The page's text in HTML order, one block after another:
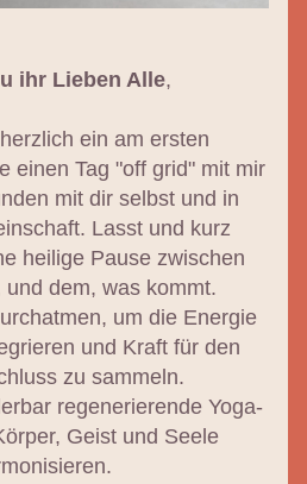
ihr Lieben Alle,
ein am ersten
einen Tag "off grid" mit mir
mit dir selbst und in
Lasst und kurz
heilige Pause zwischen
und dem, was kommt.
um die Energie
und Kraft für den
zu sammeln.
regenerierende Yoga-
Geist und Seele